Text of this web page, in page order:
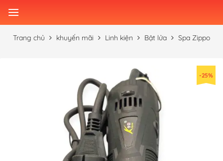
Trang chủ khuyến mãi Linh kiện Bật lửa Spa Zippo
-25%